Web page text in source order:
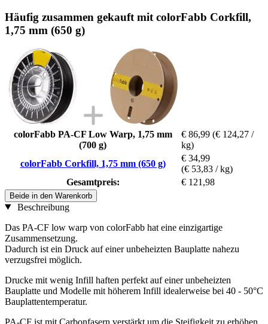
Häufig zusammen gekauft mit colorFabb Corkfill,
1,75 mm (650 g)
colorFabb PA-CF Low Warp, 1,75 mm
(700 g)
€ 86,99 (€ 124,27 /
kg)
colorFabb Corkfill, 1,75 mm (650 g)
€ 34,99
(€ 53,83 / kg)
Gesamtpreis:
€ 121,98
Beide in den Warenkorb
Beschreibung
Das PA-CF low warp von colorFabb hat eine einzigartige
Zusammensetzung.
Dadurch ist ein Druck auf einer unbeheizten Bauplatte nahezu
verzugsfrei möglich.
Drucke mit wenig Infill haften perfekt auf einer unbeheizten
Bauplatte und Modelle mit höherem Infill idealerweise bei 40 - 50°C
Bauplattentemperatur.
PA-CF ist mit Carbonfasern verstärkt um die Steifigkeit zu erhöhen.